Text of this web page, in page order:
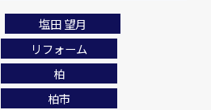
塩田 望月
リフォーム
柏
柏市